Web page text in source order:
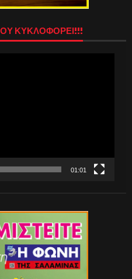
ΚΥΚΛΟΦΟΡΕΙ!!!
01:01